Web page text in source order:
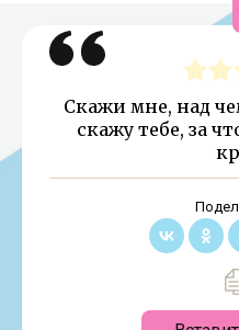
Скажи мне, над
скажу тебе, за